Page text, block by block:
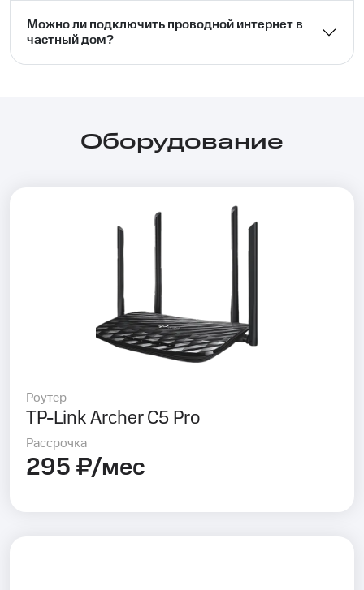
Можно ли подключить проводной интернет в
частный дом?⁣⁣
Оборудование
Роутер
TP-Link Archer C5 Pro
Рассрочка
295 ₽/мес